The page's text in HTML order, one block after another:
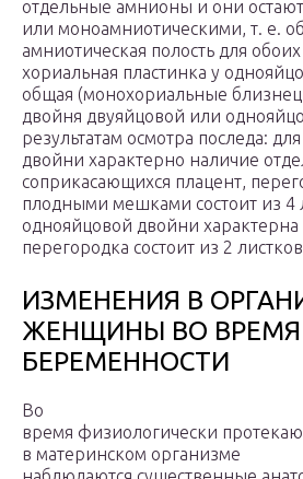
отдельные амнионы и они
или моноамниотическими, т. е.
амниотическая полость для
хориальная пластинка у
общая (монохориальные
двойня двуяйцовой или
результатам осмотра последа:
двойни характерно наличие
соприкасающихся плацент,
плодными мешками состоит из 4
однояйцовой двойни характерна
перегородка состоит из 2
ИЗМЕНЕНИЯ В
ЖЕНЩИНЫ ВО ВРЕМЯ
БЕРЕМЕННОСТИ
Во
время физиологически
в материнском организме